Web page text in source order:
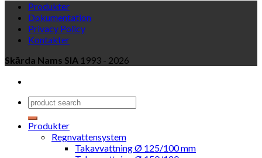
Produkter
Dokumentation
Privacy Policy
Kontakter
Skārda Nams SIA 1993 - 2026
Produkter
Regnvattensystem
Takavvattning Ø 125/100 mm